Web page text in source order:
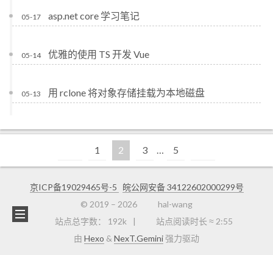
05-17 asp.net core 学习笔记
05-14 优雅的使用 TS 开发 Vue
05-13 用 rclone 将对象存储挂载为本地磁盘
1 2 3 … 5
京ICP备19029465号-5
皖公网安备 34122602000299号
© 2019 – 2026
hal-wang
站点总字数：
192k 站点阅读时长 ≈ 2:55
由 Hexo & NexT.Gemini 强力驱动